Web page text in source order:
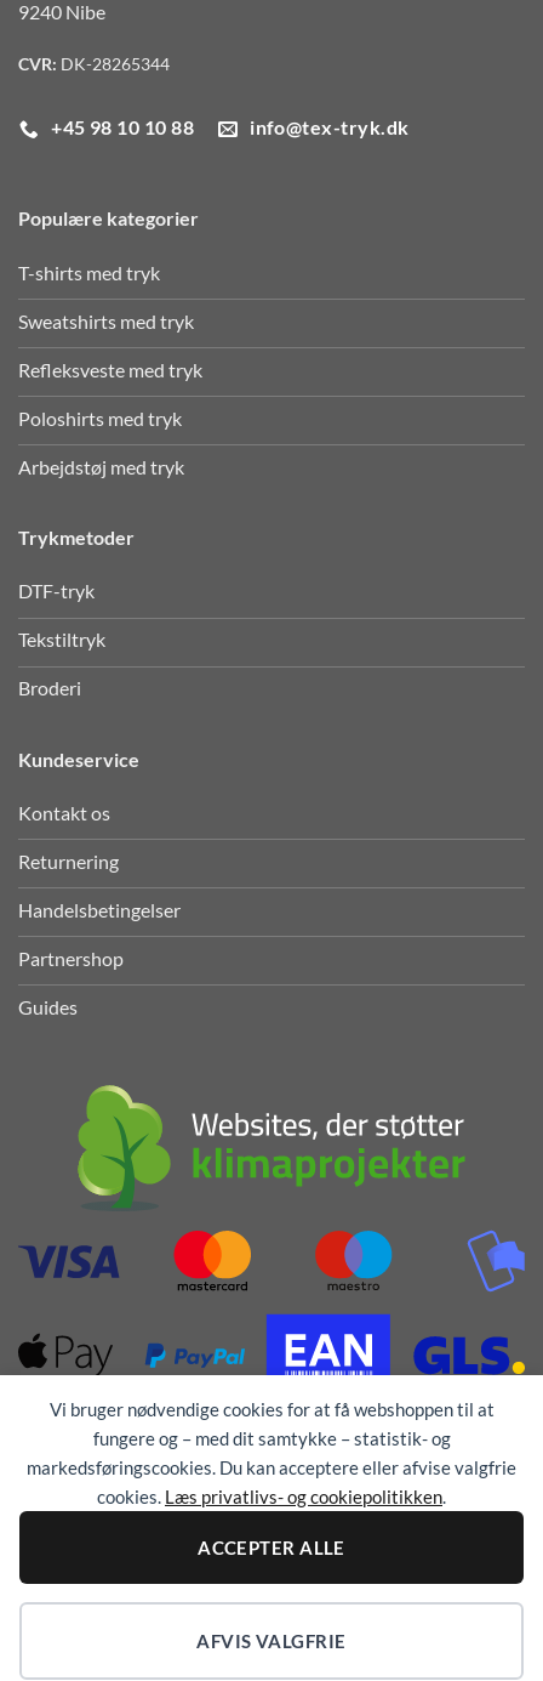
Vi bruger nødvendige cookies for at få webshoppen til at
fungere og – med dit samtykke – statistik- og
markedsføringscookies. Du kan acceptere eller afvise valgfrie
cookies. Læs privatlivs- og cookiepolitikken.
ACCEPTER ALLE
AFVIS VALGFRIE
9240 Nibe
CVR: DK-28265344
+45 98 10 10 88 info@tex-tryk.dk
Populære kategorier
T-shirts med tryk
Sweatshirts med tryk
Refleksveste med tryk
Poloshirts med tryk
Arbejdstøj med tryk
Trykmetoder
DTF-tryk
Tekstiltryk
Broderi
Kundeservice
Kontakt os
Returnering
Handelsbetingelser
Partnershop
Guides
Alle rettigheder forbeholdes © 1976 - 2026TEX-